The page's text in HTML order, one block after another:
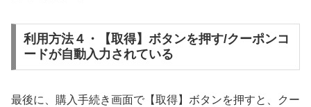
利用方法４・【取得】ボタンを押す/クーポンコ
ードが自動入力されている
最後に、購入手続き画面で【取得】ボタンを押すと、クー